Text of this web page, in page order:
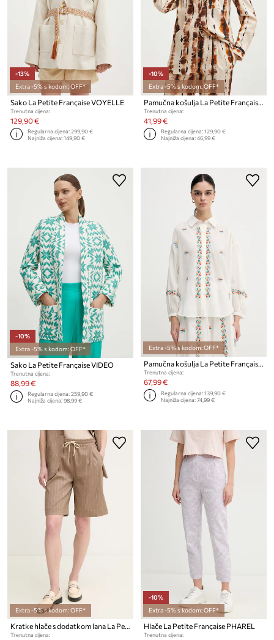
-13%
Extra -5% s kodom: OFF*
Sako La Petite Française VOYELLE
Trenutna cijena:
129,90 €
Regularna cijena:299,90 €
Najniža cijena:149,90 €
-10%
Extra -5% s kodom: OFF*
Pamučna košulja La Petite Française CHARDON
Trenutna cijena:
41,99 €
Regularna cijena:129,90 €
Najniža cijena:46,99 €
-10%
Extra -5% s kodom: OFF*
Sako La Petite Française VIDEO
Trenutna cijena:
88,99 €
Regularna cijena:259,90 €
Najniža cijena:98,99 €
Extra -5% s kodom: OFF*
Pamučna košulja La Petite Française CHEN
Trenutna cijena:
67,99 €
Regularna cijena:139,90 €
Najniža cijena:74,99 €
Extra -5% s kodom: OFF*
Kratke hlače s dodatkom lana La Petite Française SOLANGE
Trenutna cijena:
-10%
Extra -5% s kodom: OFF*
Hlače La Petite Française PHAREL
Trenutna cijena: